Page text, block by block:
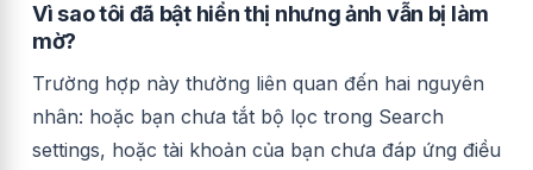
Vì sao tôi đã bật hiển thị nhưng ảnh vẫn bị làm
mờ?
Trường hợp này thường liên quan đến hai nguyên
nhân: hoặc bạn chưa tắt bộ lọc trong Search
settings, hoặc tài khoản của bạn chưa đáp ứng điều